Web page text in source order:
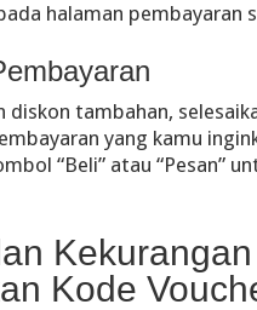
halaman pembayaran
diskon tambahan,
yang kamu
“Beli” atau “Pesan”
Kode